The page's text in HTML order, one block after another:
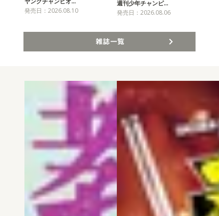
発売日：2026.08.10
週刊少年チャンピ…
発売日：2026.08.06